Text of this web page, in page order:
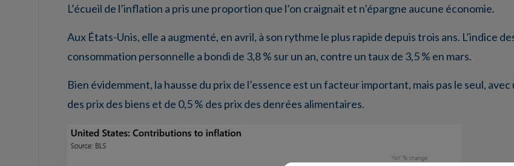
L’écueil de l’inflation a pris une proportion que l’on craignait et n’épargne aucune économie.
Aux États-Unis, elle a augmenté, en avril, à son rythme le plus rapide depuis trois ans. L’indice
consommation personnelle a bondi de 3,8 % sur un an, contre un taux de 3,5 % en mars.
Bien évidemment, la hausse du prix de l’essence est un facteur important, mais pas le seul,
des prix des biens et de 0,5 % des prix des denrées alimentaires.